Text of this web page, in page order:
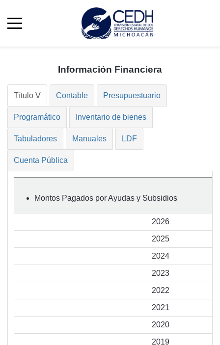
Información Financiera
Título V Contable Presupuestuario
Programático Inventario de bienes
Tabuladores Manuales LDF
Cuenta Pública
Montos Pagados por Ayudas y Subsidios
2026
2025
2024
2023
2022
2021
2020
2019